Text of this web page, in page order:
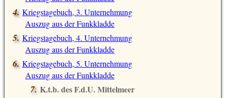
Kriegstagebuch, 3. Unternehmung
Auszug aus der Funkkladde
Kriegstagebuch, 4. Unternehmung
Auszug aus der Funkkladde
Kriegstagebuch, 5. Unternehmung
Auszug aus der Funkkladde
K.t.b. des F.d.U. Mittelmeer